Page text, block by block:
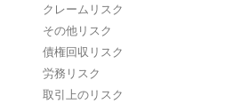
クレームリスク
その他リスク
債権回収リスク
労務リスク
取引上のリスク